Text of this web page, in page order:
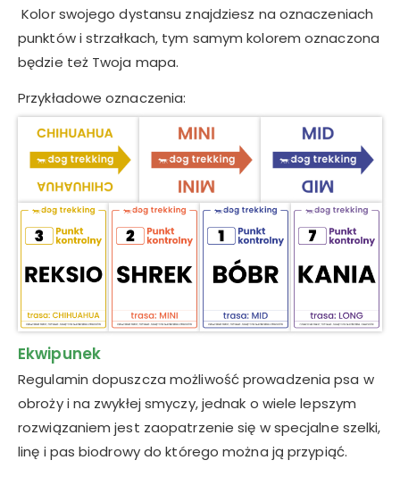
Kolor swojego dystansu znajdziesz na oznaczeniach
punktów i strzałkach, tym samym kolorem oznaczona
będzie też Twoja mapa.
Przykładowe oznaczenia:
Ekwipunek
Regulamin dopuszcza możliwość prowadzenia psa w
obroży i na zwykłej smyczy, jednak o wiele lepszym
rozwiązaniem jest zaopatrzenie się w specjalne szelki,
linę i pas biodrowy do którego można ją przypiąć.